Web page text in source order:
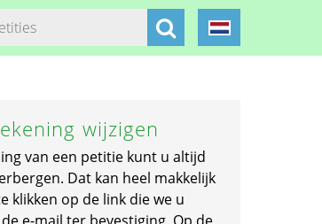
wijzigen
van een petitie kunt u altijd
Dat kan heel makkelijk
klikken op de link die we u